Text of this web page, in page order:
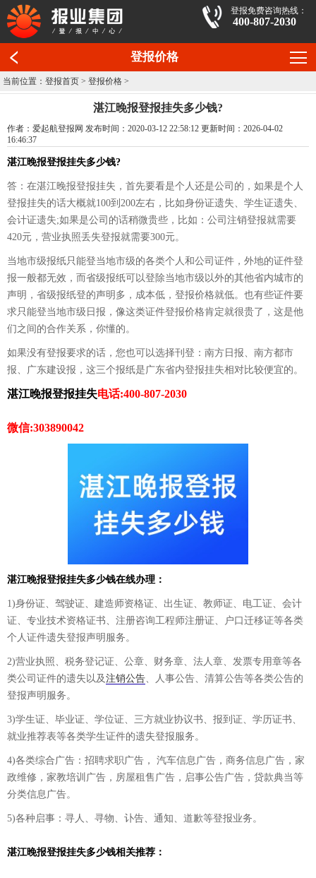
登报免费咨询热线：
400-807-2030
登报价格
当前位置：登报首页 >登报价格 >
湛江晚报登报挂失多少钱?
作者：爱起航登报网 发布时间：2020-03-12 22:58:12 更新时间：2026-04-02
16:46:37
湛江晚报登报挂失多少钱?
答：在湛江晚报登报挂失，首先要看是个人还是公司的，如果是个人
登报挂失的话大概就100到200左右，比如身份证遗失、学生证遗失、
会计证遗失;如果是公司的话稍微贵些，比如：公司注销登报就需要
420元，营业执照丢失登报就需要300元。
当地市级报纸只能登当地市级的各类个人和公司证件，外地的证件登
报一般都无效，而省级报纸可以登除当地市级以外的其他省内城市的
声明，省级报纸登的声明多，成本低，登报价格就低。也有些证件要
求只能登当地市级日报，像这类证件登报价格肯定就很贵了，这是他
们之间的合作关系，你懂的。
如果没有登报要求的话，您也可以选择刊登：南方日报、南方都市
报、广东建设报，这三个报纸是广东省内登报挂失相对比较便宜的。
湛江晚报登报挂失电话:400-807-2030
微信:303890042
湛江晚报登报挂失多少钱在线办理：
1)身份证、驾驶证、建造师资格证、出生证、教师证、电工证、会计
证、专业技术资格证书、注册咨询工程师注册证、户口迁移证等各类
个人证件遗失登报声明服务。
2)营业执照、税务登记证、公章、财务章、法人章、发票专用章等各
类公司证件的遗失以及注销公告、人事公告、清算公告等各类公告的
登报声明服务。
3)学生证、毕业证、学位证、三方就业协议书、报到证、学历证书、
就业推荐表等各类学生证件的遗失登报服务。
4)各类综合广告：招聘求职广告， 汽车信息广告，商务信息广告，家
政维修，家教培训广告，房屋租售广告，启事公告广告，贷款典当等
分类信息广告。
5)各种启事：寻人、寻物、讣告、通知、道歉等登报业务。
湛江晚报登报挂失多少钱相关推荐：